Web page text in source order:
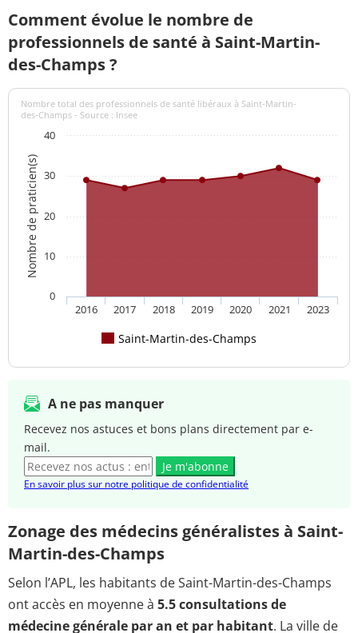
Comment évolue le nombre de
professionnels de santé à Saint-Martin-
des-Champs ?
Nombre de praticien(s)
Nombre total des professionnels de santé libéraux à Saint-Martin-
des-Champs - Source : Insee
Saint-Martin-des-Champs
2016 2017 2018 2019 2020 2021 2023
0
10
20
30
40
A ne pas manquer
Recevez nos astuces et bons plans directement par e-
mail.
Je m'abonne
En savoir plus sur notre politique de confidentialité
Zonage des médecins généralistes à Saint-
Martin-des-Champs
Selon l’APL, les habitants de Saint-Martin-des-Champs
ont accès en moyenne à 5.5 consultations de
médecine générale par an et par habitant. La ville de